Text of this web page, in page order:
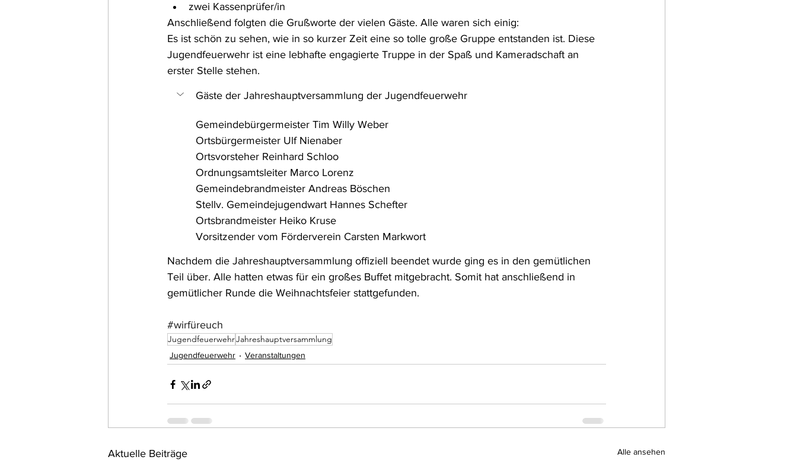
zwei Kassenprüfer/in
Anschließend folgten die Grußworte der vielen Gäste. Alle waren sich einig:
Es ist schön zu sehen, wie in so kurzer Zeit eine so tolle große Gruppe entstanden ist. Diese
Jugendfeuerwehr ist eine lebhafte engagierte Truppe in der Spaß und Kameradschaft an
erster Stelle stehen.
Gäste der Jahreshauptversammlung der Jugendfeuerwehr
Gemeindebürgermeister Tim Willy Weber
Ortsbürgermeister Ulf Nienaber
Ortsvorsteher Reinhard Schloo
Ordnungsamtsleiter Marco Lorenz
Gemeindebrandmeister Andreas Böschen
Stellv. Gemeindejugendwart Hannes Schefter
Ortsbrandmeister Heiko Kruse
Vorsitzender vom Förderverein Carsten Markwort
Nachdem die Jahreshauptversammlung offiziell beendet wurde ging es in den gemütlichen
Teil über. Alle hatten etwas für ein großes Buffet mitgebracht. Somit hat anschließend in
gemütlicher Runde die Weihnachtsfeier stattgefunden.
#wirfüreuch
JugendfeuerwehrJahreshauptversammlung
Jugendfeuerwehr Veranstaltungen
Aktuelle Beiträge Alle ansehen